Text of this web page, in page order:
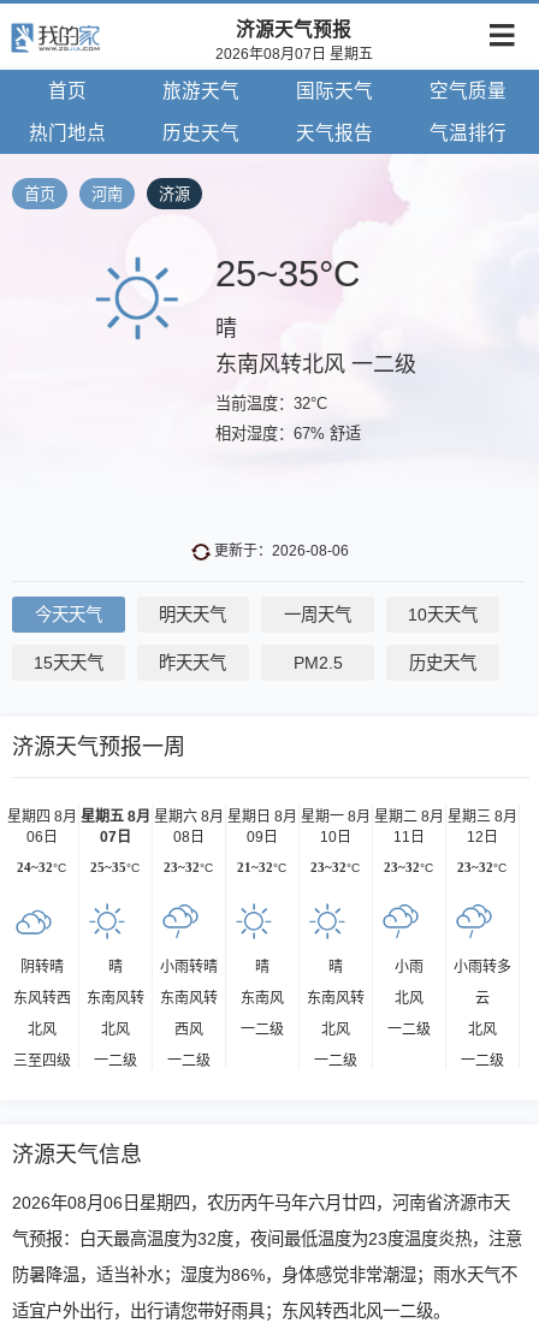
济源天气预报
2026年08月07日 星期五
首页 旅游天气 国际天气 空气质量
热门地点 历史天气 天气报告 气温排行
首页 河南 济源
25~35°C
晴
东南风转北风 一二级
当前温度：32°C
相对湿度：67% 舒适
更新于：2026-08-06
今天天气 明天天气 一周天气 10天天气
15天天气 昨天天气 PM2.5 历史天气
济源天气预报一周
星期四 8月
06日
24~32°C
阴转晴
东风转西
北风
三至四级
星期五 8月
07日
25~35°C
晴
东南风转
北风
一二级
星期六 8月
08日
23~32°C
小雨转晴
东南风转
西风
一二级
星期日 8月
09日
21~32°C
晴
东南风
一二级
星期一 8月
10日
23~32°C
晴
东南风转
北风
一二级
星期二 8月
11日
23~32°C
小雨
北风
一二级
星期三 8月
12日
23~32°C
小雨转多
云
北风
一二级
济源天气信息
2026年08月06日星期四，农历丙午马年六月廿四，河南省济源市天
气预报：白天最高温度为32度，夜间最低温度为23度温度炎热，注意
防暑降温，适当补水；湿度为86%，身体感觉非常潮湿；雨水天气不
适宜户外出行，出行请您带好雨具；东风转西北风一二级。